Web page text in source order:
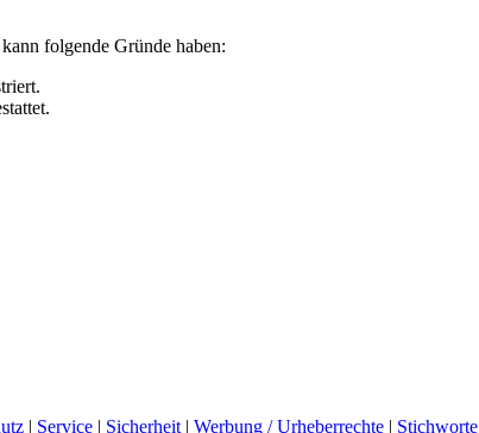
folgende Gründe haben:
| Service | Sicherheit | Werbung / Urheberrechte | Stichworte